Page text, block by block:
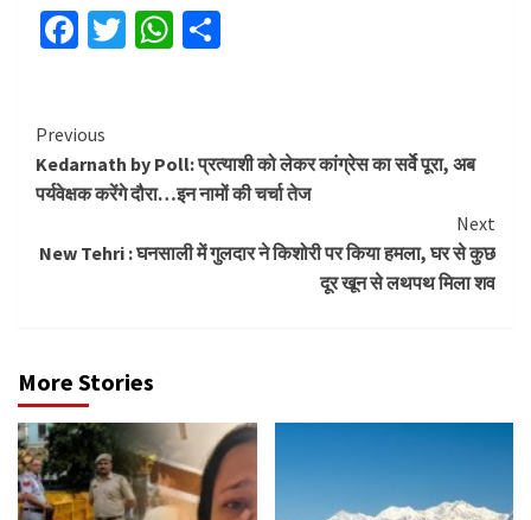
Facebook
TwitterWhatsApp
Continue
Reading
Previous
Kedarnath by Poll: प्रत्याशी को लेकर कांग्रेस का सर्वे पूरा, अब
पर्यवेक्षक करेंगे दौरा…इन नामों की चर्चा तेज
Next
New Tehri : घनसाली में गुलदार ने किशोरी पर किया हमला, घर से कुछ
दूर खून से लथपथ मिला शव
More Stories